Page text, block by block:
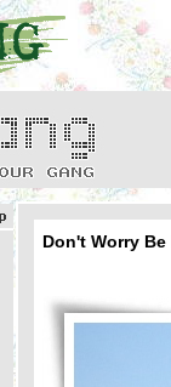
Don't Worry